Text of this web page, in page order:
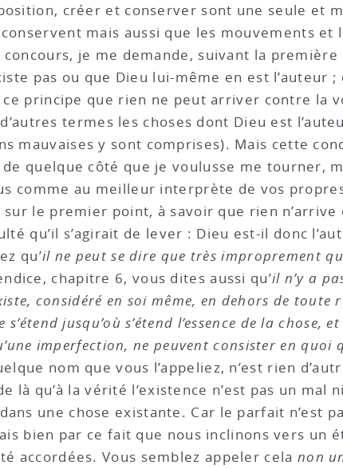
créer et conserver sont une seule et
mais aussi que les mouvements et
je me demande, suivant la première
pas ou que Dieu lui-même en est l’auteur ;
principe que rien ne peut arriver contre la
termes les choses dont Dieu est
mauvaises y sont comprises). Mais cette
quelque côté que je voulusse me tourner,
comme au meilleur interprète de vos
le premier point, à savoir que rien n’arrive
qu’il s’agirait de lever : Dieu est-il donc
qu’il ne peut se dire que très improprement
chapitre 6, vous dites aussi qu’il n’y a
considéré en soi même, en dehors de toute
jusqu’où s’étend l’essence de la chose,
imperfection, ne peuvent consister en quoi
nom que vous l’appeliez, n’est rien
qu’à la vérité l’existence n’est pas un mal
une chose existante. Car le parfait n’est
bien par ce fait que nous inclinons vers un
accordées. Vous semblez appeler cela non